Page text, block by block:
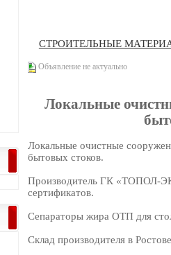
СТРОИТЕЛЬНЫЕ
Объявление не актуально
Локальные
Локальные очистные
бытовых стоков.
Производитель ГК «ТОПОЛ-
сертификатов.
Сепараторы жира ОТП для
Склад производителя в